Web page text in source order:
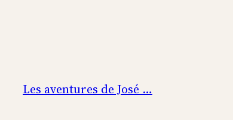
Les aventures de José …